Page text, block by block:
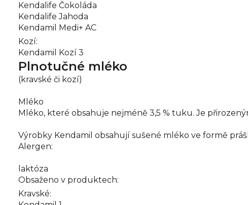
Kendalife Čokoláda
Kendalife Jahoda
Kendamil Medi+ AC
Kozí:
Kendamil Kozí 3
Plnotučné mléko
(kravské či kozí)
Mléko
Mléko, které obsahuje nejméně 3,5 % tuku. Je
Výrobky Kendamil obsahují sušené mléko ve formě
Alergen:
laktóza
Obsaženo v produktech:
Kravské: